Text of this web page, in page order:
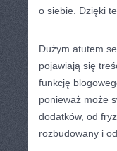
o siebie. Dzięki
Dużym atutem
pojawiają się
funkcję
ponieważ może
dodatków, od
rozbudowany i